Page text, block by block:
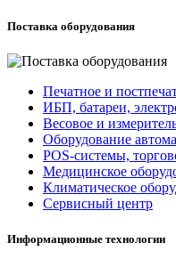
Поставка оборудования
Печатное и
ИБП, батареи,
Весовое и
Оборудование
POS-системы,
Медицинское
Климатическое
Сервисный центр
Информационные технологии